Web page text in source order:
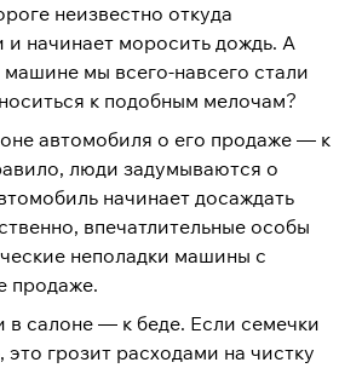
неизвестно откуда
и начинает моросить дождь. А
мы всего-навсего стали
к подобным мелочам?
автомобиля о его продаже — к
люди задумываются о
начинает досаждать
впечатлительные особы
неполадки машины с
продаже.
в салоне — к беде. Если семечки
это грозит расходами на чистку